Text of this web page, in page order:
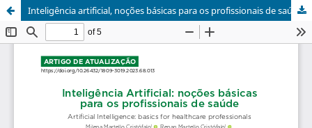
Inteligência artificial, noções básicas para os profissionais de saúde